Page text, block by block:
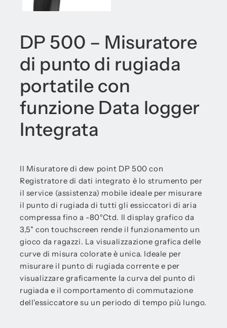
DP 500 – Misuratore
di punto di rugiada
portatile con
funzione Data logger
Integrata
Il Misuratore di dew point DP 500 con
Registratore di dati integrato è lo strumento per
il service (assistenza) mobile ideale per misurare
il punto di rugiada di tutti gli essiccatori di aria
compressa fino a -80°Ctd. Il display grafico da
3,5" con touchscreen rende il funzionamento un
gioco da ragazzi. La visualizzazione grafica delle
curve di misura colorate è unica. Ideale per
misurare il punto di rugiada corrente e per
visualizzare graficamente la curva del punto di
rugiada e il comportamento di commutazione
dell'essiccatore su un periodo di tempo più lungo.